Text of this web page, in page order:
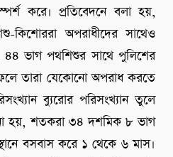
করে। প্রতিবেদনে বলা হয়,
কিশোররা অপরাধীদের সাথেও
ভাগ পথশিশুর সাথে পুলিশের
তারা যেকোনো অপরাধ করতে
ব্যুরোর পরিসংখ্যান তুলে
হয়, শতকরা ৩৪ দশমিক ৮ ভাগ
বসবাস করে ১ থেকে ৬ মাস।